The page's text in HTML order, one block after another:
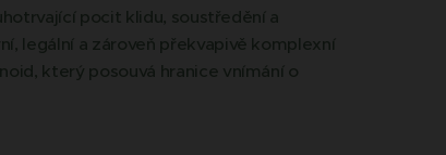
pocit klidu, soustředění a
legální a zároveň překvapivě komplexní
který posouvá hranice vnímání o